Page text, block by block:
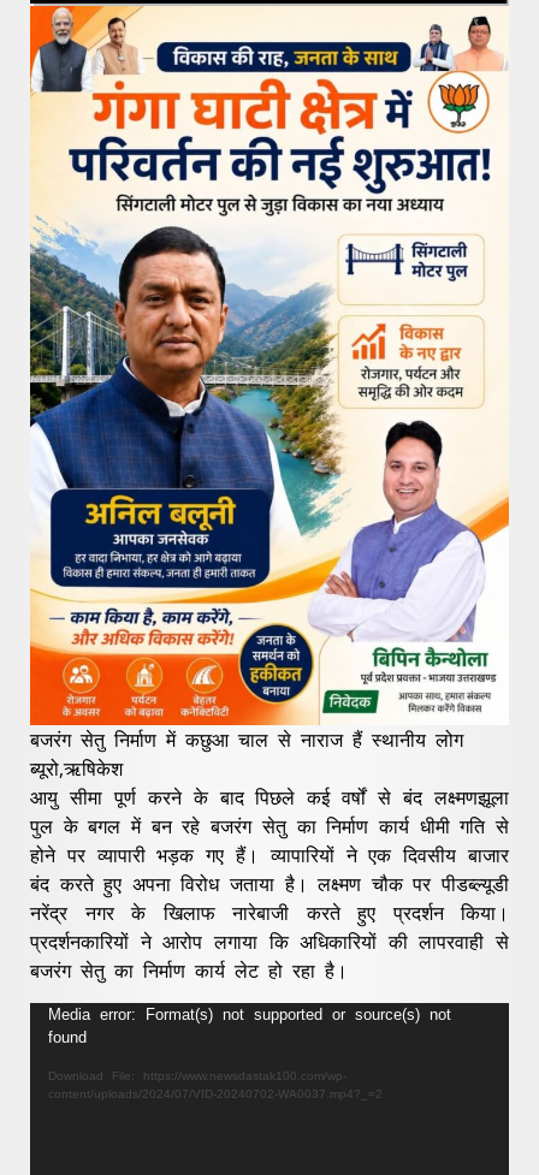
बजरंग सेतु निर्माण में कछुआ चाल से नाराज हैं स्थानीय लोग
ब्यूरो,ऋषिकेश
आयु सीमा पूर्ण करने के बाद पिछले कई वर्षों से बंद लक्ष्मणझूला
पुल के बगल में बन रहे बजरंग सेतु का निर्माण कार्य धीमी गति से
होने पर व्यापारी भड़क गए हैं। व्यापारियों ने एक दिवसीय बाजार
बंद करते हुए अपना विरोध जताया है। लक्ष्मण चौक पर पीडब्ल्यूडी
नरेंद्र नगर के खिलाफ नारेबाजी करते हुए प्रदर्शन किया।
प्रदर्शनकारियों ने आरोप लगाया कि अधिकारियों की लापरवाही से
बजरंग सेतु का निर्माण कार्य लेट हो रहा है।
Video
Player
Media error: Format(s) not supported or source(s) not
found
Download File: https://www.newsdastak100.com/wp-
content/uploads/2024/07/VID-20240702-WA0037.mp4?_=2